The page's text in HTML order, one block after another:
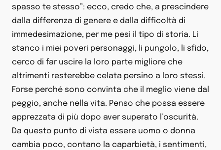
spasso te stesso”: ecco, credo che, a prescindere
dalla differenza di genere e dalla difficoltà di
immedesimazione, per me pesi il tipo di storia. Li
stanco i miei poveri personaggi, li pungolo, li sfido,
cerco di far uscire la loro parte migliore che
altrimenti resterebbe celata persino a loro stessi.
Forse perché sono convinta che il meglio viene dal
peggio, anche nella vita. Penso che possa essere
apprezzata di più dopo aver superato l’oscurità.
Da questo punto di vista essere uomo o donna
cambia poco, contano la caparbietà, i sentimenti,